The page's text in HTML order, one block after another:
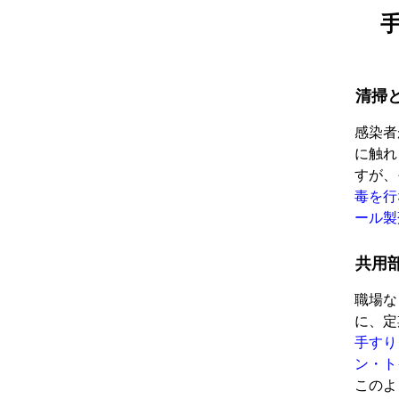
清掃
感染
に触
すが
毒を
ール
共用
職場
に、
手す
ン・
この